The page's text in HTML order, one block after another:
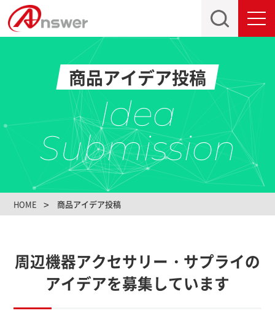
商品アイデア投稿
Idea
Submission
HOME 商品アイデア投稿
周辺機器アクセサリー・サプライの
アイデアを募集しています